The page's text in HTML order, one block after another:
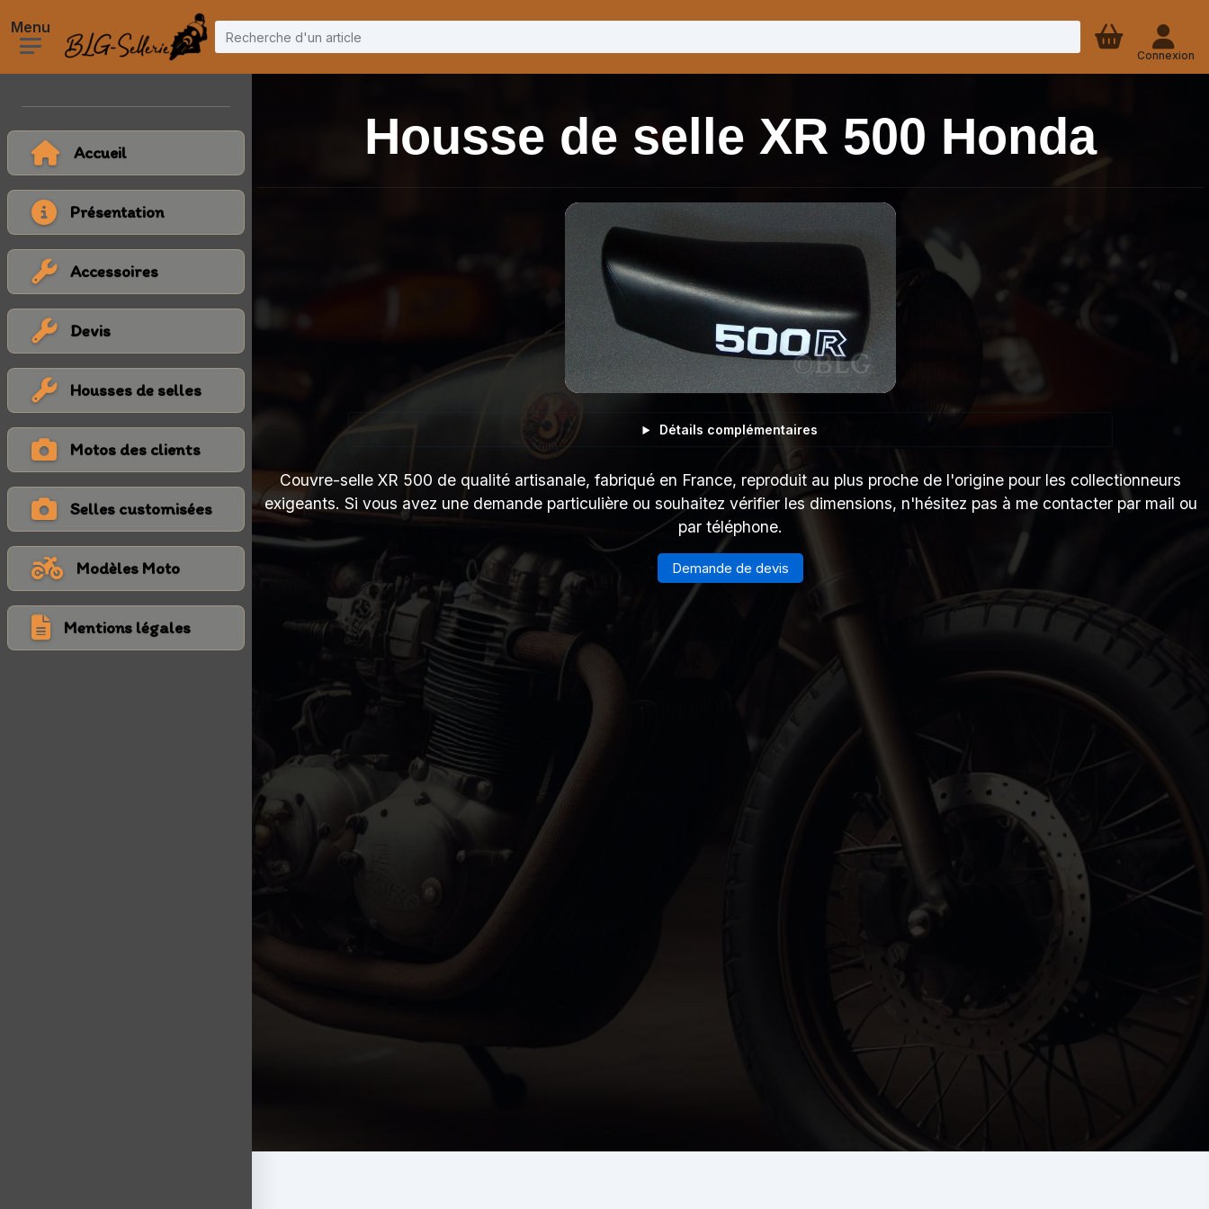
Accueil
Présentation
Accessoires
Devis
Housses de selles
Motos des clients
Selles customisées
Modèles Moto
Mentions légales
Connexion
Housse de selle XR 500 Honda
Détails complémentaires
Couvre-selle XR 500 de qualité artisanale, fabriqué en France, reproduit au plus proche de l'origine pour les collectionneurs
exigeants. Si vous avez une demande particulière ou souhaitez vérifier les dimensions, n'hésitez pas à me contacter par mail ou
par téléphone.
Demande de devis